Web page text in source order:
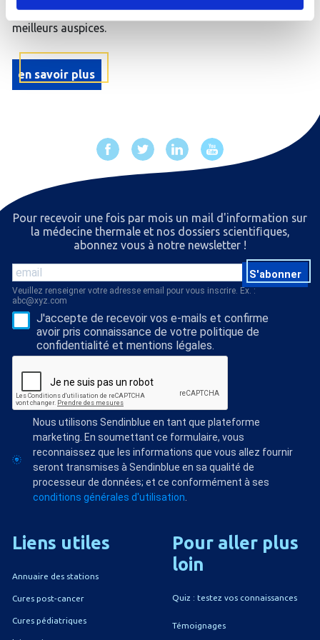
arrivée sereine et commencer votre séjour sous les
meilleurs auspices.
en savoir plus
Pour recevoir une fois par mois un mail d'information sur
la médecine thermale et nos dossiers scientiﬁques,
abonnez vous à notre newsletter !
S'abonner
Veuillez renseigner votre adresse email pour vous inscrire. Ex. :
abc@xyz.com
J'accepte de recevoir vos e-mails et confirme
avoir pris connaissance de votre politique de
confidentialité et mentions légales.
Nous utilisons Sendinblue en tant que plateforme
marketing. En soumettant ce formulaire, vous
reconnaissez que les informations que vous allez fournir
seront transmises à Sendinblue en sa qualité de
processeur de données; et ce conformément à ses
conditions générales d'utilisation
Liens utiles
Annuaire des stations
Cures post-cancer
Cures pédiatriques
Pour aller plus
loin
Quiz : testez vos connaissances
Témoignages